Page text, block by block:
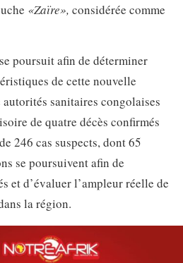
«Zaïre», considérée comme
poursuit afin de déterminer
de cette nouvelle
sanitaires congolaises
de quatre décès confirmés
246 cas suspects, dont 65
se poursuivent afin de
et d’évaluer l’ampleur réelle de
la région.